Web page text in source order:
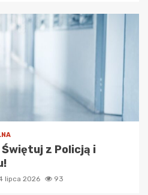
z Policją i
lipca 2026 93